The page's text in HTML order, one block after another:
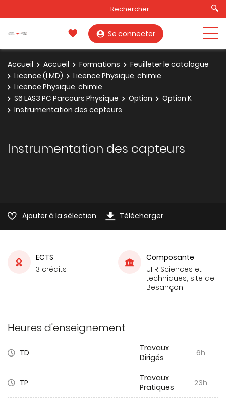
Se connecter
Accueil Accueil Formations
Feuilleter le catalogue
Licence (LMD)
Licence Physique, chimie
Licence Physique, chimie
S6 LAS3 PC Parcours Physique
Option
Option K
Instrumentation des capteurs
Instrumentation des capteurs
Ajouter à la sélection Télécharger
ECTS
3 crédits
Composante
UFR Sciences et
techniques, site de
Besançon
Heures d'enseignement
TD
Travaux
Dirigés
6h
TP
Travaux
Pratiques
23h